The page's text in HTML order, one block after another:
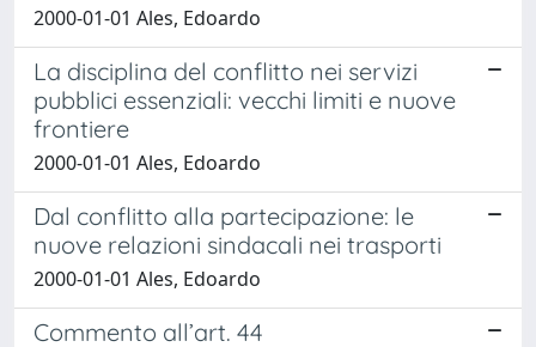
2000-01-01 Ales, Edoardo
La disciplina del conflitto nei servizi
pubblici essenziali: vecchi limiti e nuove
frontiere
2000-01-01 Ales, Edoardo
Dal conflitto alla partecipazione: le
nuove relazioni sindacali nei trasporti
2000-01-01 Ales, Edoardo
Commento all’art. 44